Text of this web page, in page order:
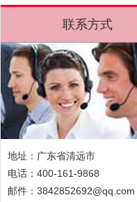
联系方式
地址：广东省清远市
电话：400-161-9868
邮件：3842852692@qq.com